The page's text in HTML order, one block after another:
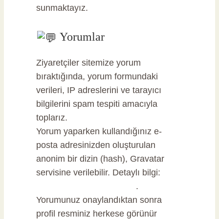
sunmaktayız.
Yorumlar
Ziyaretçiler sitemize yorum
bıraktığında, yorum formundaki
verileri, IP adreslerini ve tarayıcı
bilgilerini spam tespiti amacıyla
toplarız.
Yorum yaparken kullandığınız e-
posta adresinizden oluşturulan
anonim bir dizin (hash), Gravatar
servisine verilebilir. Detaylı bilgi:
.
Yorumunuz onaylandıktan sonra
profil resminiz herkese görünür